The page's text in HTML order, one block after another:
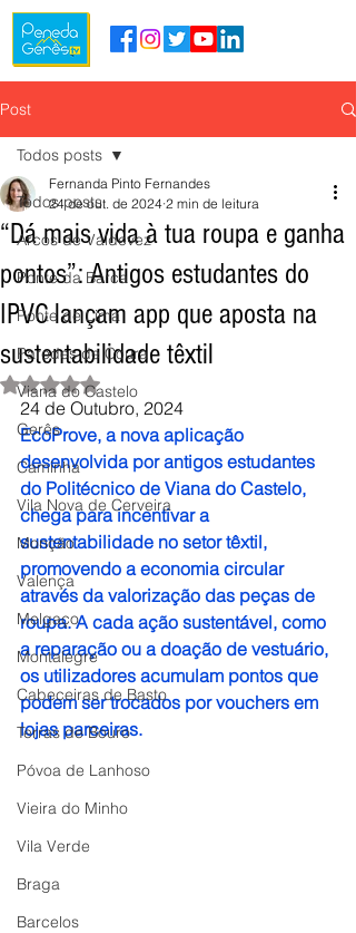
Post
Todos posts
Arcos de Valdevez
Ponte da Barca
Ponte de Lima
Paredes de Coura
Viana do Castelo
Gerês
Caminha
Vila Nova de Cerveira
Monção
Valença
Melgaço
Montalegre
Cabeceiras de Basto
Terras de Bouro
Póvoa de Lanhoso
Vieira do Minho
Vila Verde
Braga
Barcelos
Todos posts
“Dá mais vida à tua roupa e ganha
pontos”: Antigos estudantes do
IPVC lançam app que aposta na
sustentabilidade têxtil
Fernanda Pinto Fernandes
24 de out. de 2024 2 min de leitura
Avaliado com NaN de 5 estrelas.
24 de Outubro, 2024
EcoProve, a nova aplicação
desenvolvida por antigos estudantes
do Politécnico de Viana do Castelo,
chega para incentivar a
sustentabilidade no setor têxtil,
promovendo a economia circular
através da valorização das peças de
roupa. A cada ação sustentável, como
a reparação ou a doação de vestuário,
os utilizadores acumulam pontos que
podem ser trocados por vouchers em
lojas parceiras.